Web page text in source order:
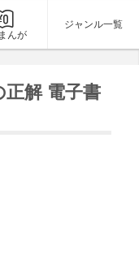
んが
ジャンル一覧
解 電子書